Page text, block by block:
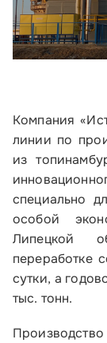
Компания
линии по
из
специально
особой
Липецкой
переработке
сутки, а
тыс. тонн.